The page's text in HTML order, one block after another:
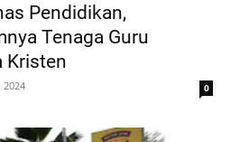
Pendidikan,
Tenaga Guru
Kristen
2024 0